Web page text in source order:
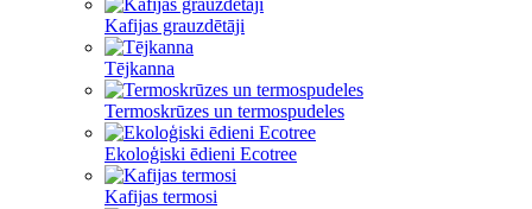
Kafijas grauzdētāji
Tējkanna
Termoskrūzes un termospudeles
Ekoloģiski ēdieni Ecotree
Kafijas termosi